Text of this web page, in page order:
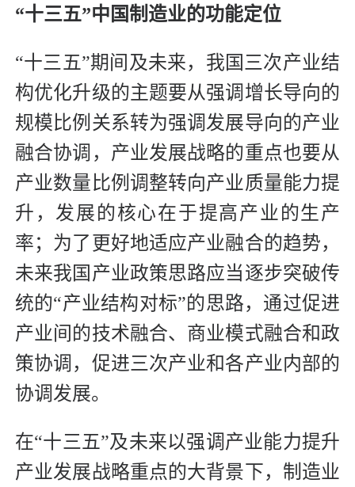
“十三五”中国制造业的功能定位
“十三五”期间及未来，我国三次产业结
构优化升级的主题要从强调增长导向的
规模比例关系转为强调发展导向的产业
融合协调，产业发展战略的重点也要从
产业数量比例调整转向产业质量能力提
升，发展的核心在于提高产业的生产
率；为了更好地适应产业融合的趋势，
未来我国产业政策思路应当逐步突破传
统的“产业结构对标”的思路，通过促进
产业间的技术融合、商业模式融合和政
策协调，促进三次产业和各产业内部的
协调发展。
在“十三五”及未来以强调产业能力提升
产业发展战略重点的大背景下，制造业